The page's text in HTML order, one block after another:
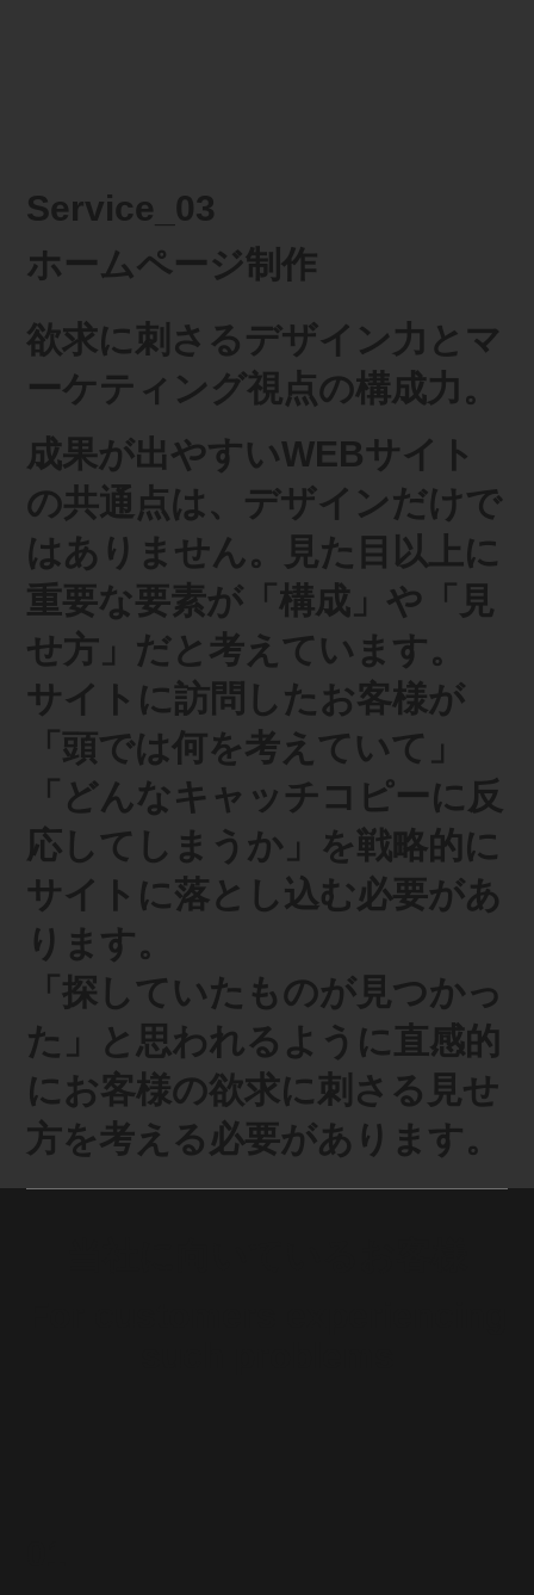
​欲求に刺さるデザイン力とマ
ーケティング視点の構成力。
成果が出やすいWEBサイト
の共通点は、デザインだけで
はありません。見た目以上に
重要な要素が「構成」や「見
せ方」だと考えています。
サイトに訪問したお客様が
「頭では何を考えていて」
「どんなキャッチコピーに反
応してしまうか」を戦略的に
サイトに落とし込む必要があ
ります。
「探していたものが見つかっ
た」と思われるように直感的
にお客様の欲求に刺さる見せ
方を考える必要があります。
​Service_03
ホームページ制作